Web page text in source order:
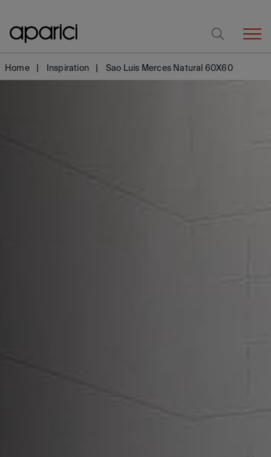
Home Inspiration Sao Luis Merces Natural 60X60